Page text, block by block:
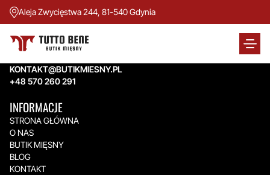
Aleja Zwycięstwa 244, 81-540 Gdynia
TUTTO BENE BUTIK MIĘSNY
Aleja Zwycięstwa 244,
KONTAKT@BUTIKMIESNY.PL
+48 570 260 291
INFORMACJE
STRONA GŁÓWNA
O NAS
BUTIK MIĘSNY
BLOG
KONTAKT